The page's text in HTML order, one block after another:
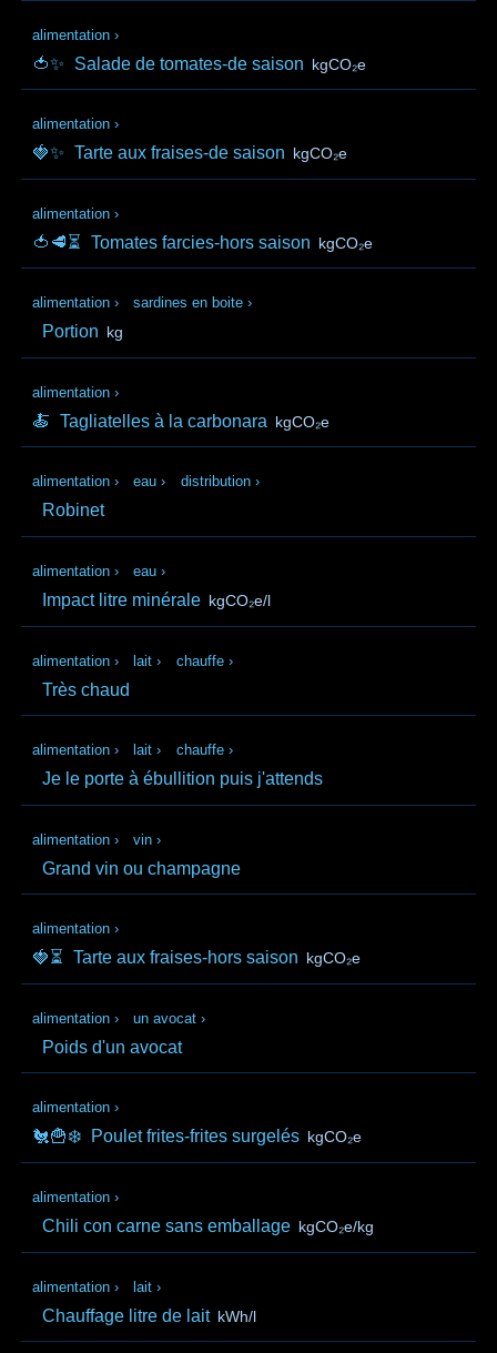
alimentation ›
🍅✨ Salade de tomates-de saison kgCO₂e
alimentation ›
🍓✨ Tarte aux fraises-de saison kgCO₂e
alimentation ›
🍅🥩⏳ Tomates farcies-hors saison kgCO₂e
alimentation › sardines en boite ›
Portion kg
alimentation ›
🍝 Tagliatelles à la carbonara kgCO₂e
alimentation › eau › distribution ›
Robinet
alimentation › eau ›
Impact litre minérale kgCO₂e/l
alimentation › lait › chauffe ›
Très chaud
alimentation › lait › chauffe ›
Je le porte à ébullition puis j'attends
alimentation › vin ›
Grand vin ou champagne
alimentation ›
🍓⏳ Tarte aux fraises-hors saison kgCO₂e
alimentation › un avocat ›
Poids d'un avocat
alimentation ›
🐔🍟❄️ Poulet frites-frites surgelés kgCO₂e
alimentation ›
Chili con carne sans emballage kgCO₂e/kg
alimentation › lait ›
Chauffage litre de lait kWh/l